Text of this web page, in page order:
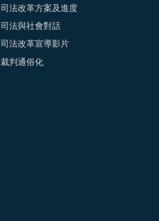
司法改革方案及進度
司法與社會對話
司法改革宣導影片
裁判通俗化